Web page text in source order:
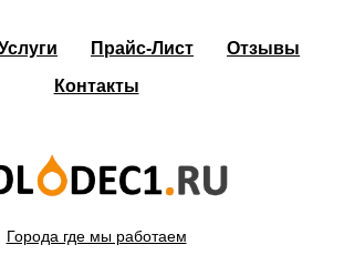
Прайс-Лист
Отзывы
Контакты
Города где мы работаем